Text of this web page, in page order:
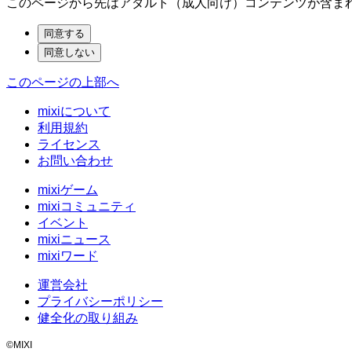
このページの上部へ
mixiについて
利用規約
ライセンス
お問い合わせ
mixiゲーム
mixiコミュニティ
イベント
mixiニュース
mixiワード
運営会社
プライバシーポリシー
健全化の取り組み
©MIXI